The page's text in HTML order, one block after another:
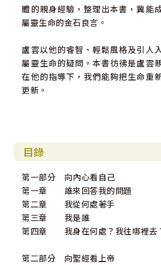
體的親身經驗，整理出本書，冀能
屬靈生命的金石良言。
盧雲以他的睿智、輕鬆風格及引人
屬靈生命的疑問。本書彷彿是盧雲
在他的指導下，我們能夠把生命重
更新。
目錄
第一部分 向內心看自己
第一章 誰來回答我的問題
第二章 我從何處著手
第三章 我是誰
第四章 我身在何處？我往哪裡去
第二部分 向聖經看上帝